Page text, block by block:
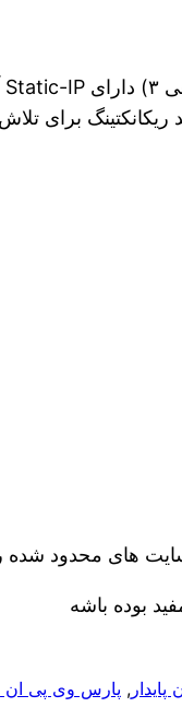
های محدود شده را
بوده باشه
, پارس وی پی ان